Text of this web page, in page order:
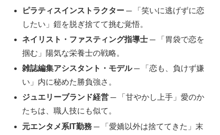
ピラティスインストラクター ─ 「笑いに逃げずに恋
したい」鎧を脱ぎ捨てて挑む覚悟。
ネイリスト・ファスティング指導士 ─ 「胃袋で恋を
掴む」陽気な栄養士の戦略。
雑誌編集アシスタント・モデル─ 「恋も、負けず嫌
い」内に秘めた勝負強さ。
ジュエリーブランド経営 ─ 「甘やかし上手」愛のか
たちは、職人技にも似て。
元エンタメ系IT勤務 ─ 「愛嬌以外は捨ててきた」末